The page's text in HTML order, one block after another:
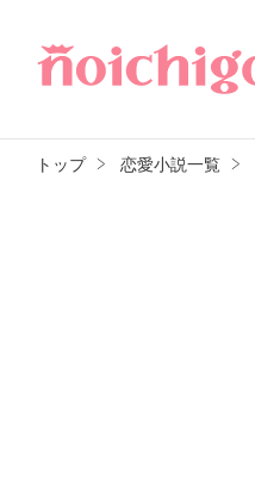
トップ 恋愛小説一覧